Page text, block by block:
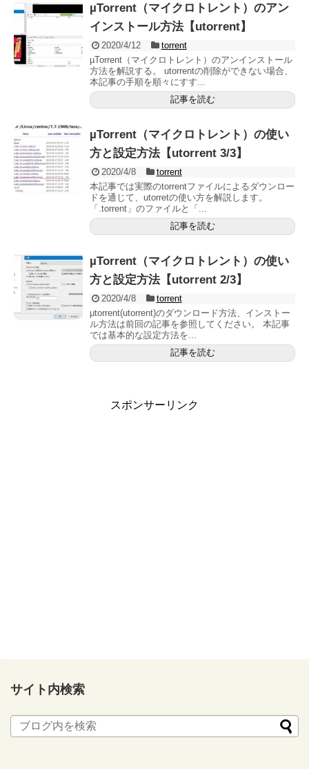
µTorrent（マイクロトレント）のアン
インストール方法【utorrent】
2020/4/12
torrent
µTorrent（マイクロトレント）のアンインストール
方法を解説する。 utorrentの削除ができない場合、
本記事の手順を順々にすす...
記事を読む
µTorrent（マイクロトレント）の使い
方と設定方法【utorrent 3/3】
2020/4/8
torrent
本記事では実際のtorrentファイルによるダウンロー
ドを通じて、utorretの使い方を解説します。
「.torrent」のファイルと「...
記事を読む
µTorrent（マイクロトレント）の使い
方と設定方法【utorrent 2/3】
2020/4/8
torrent
μtorrent(utorrent)のダウンロード方法、インストー
ル方法は前回の記事を参照してください。 本記事
では基本的な設定方法を...
記事を読む
スポンサーリンク
サイト内検索